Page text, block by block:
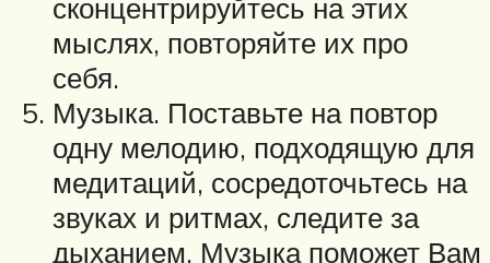
сконцентрируйтесь на этих
мыслях, повторяйте их про
себя.
Музыка. Поставьте на повтор
одну мелодию, подходящую для
медитаций, сосредоточьтесь на
звуках и ритмах, следите за
дыханием. Музыка поможет Вам